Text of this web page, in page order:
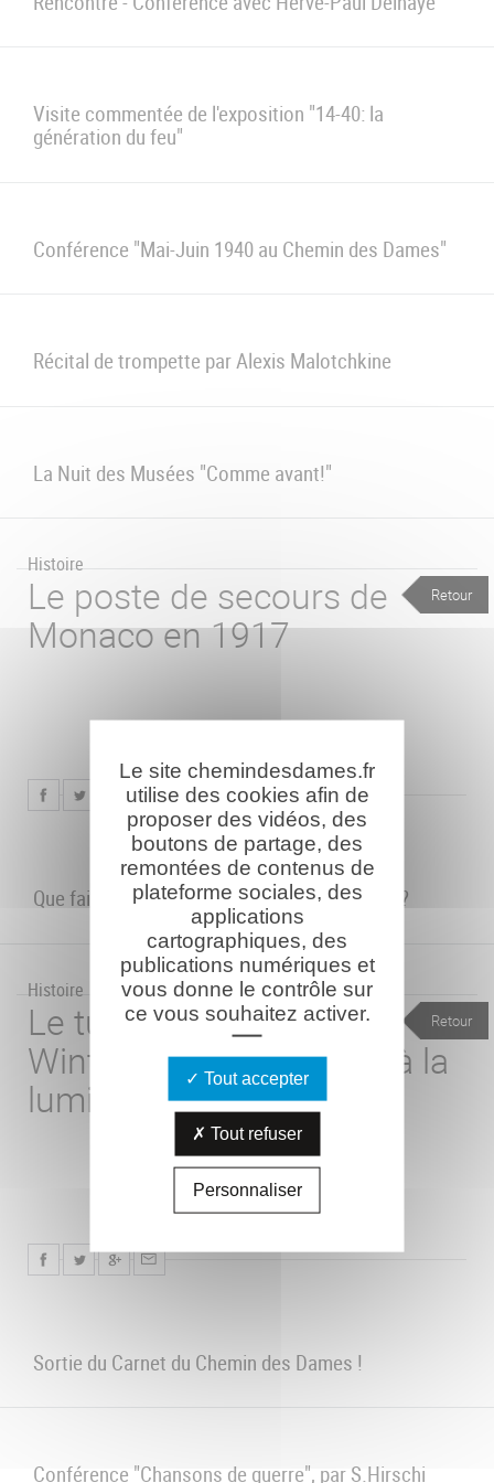
Visite commentée de l'exposition "14-40: la
génération du feu"
Conférence "Mai-Juin 1940 au Chemin des Dames"
Récital de trompette par Alexis Malotchkine
La Nuit des Musées "Comme avant!"
Histoire
Retour
Le poste de secours de
Monaco en 1917
Que faire pendant les vacances de printemps?
Histoire
Retour
Le tunnel de
Winterberg : de l'ombre à la
lumière
Sortie du Carnet du Chemin des Dames !
Conférence "Chansons de guerre", par S.Hirschi
Le site chemindesdames.fr
utilise des cookies afin de
proposer des vidéos, des
boutons de partage, des
remontées de contenus de
plateforme sociales, des
applications
cartographiques, des
publications numériques et
vous donne le contrôle sur
ce vous souhaitez activer.
Tout accepter
Tout refuser
Personnaliser